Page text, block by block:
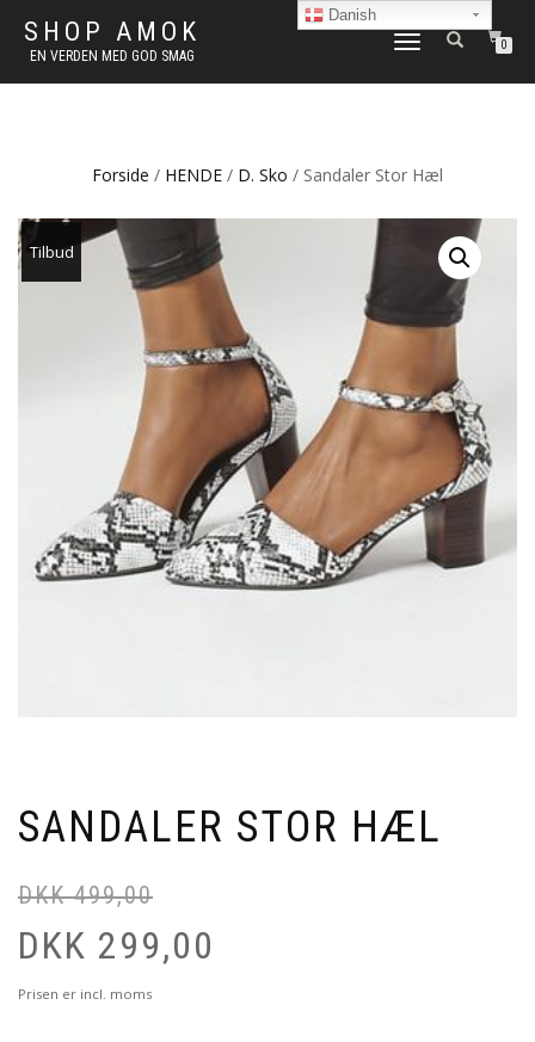
SHOP AMOK
EN VERDEN MED GOD SMAG
FLIP
0
Forside / HENDE / D. Sko / Sandaler Stor Hæl
Tilbud
SANDALER STOR HÆL
DKK499,00
DKK 299,00
Prisen er incl. moms
Danish